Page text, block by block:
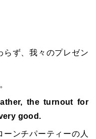
らず、我々のプレゼン
the turnout for
good.
ーンチパーティーの人